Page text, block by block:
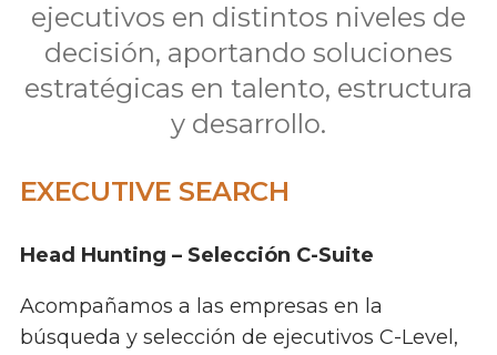
ejecutivos en distintos niveles de
decisión, aportando soluciones
estratégicas en talento, estructura
y desarrollo.
EXECUTIVE SEARCH
Head Hunting – Selección C-Suite
Acompañamos a las empresas en la
búsqueda y selección de ejecutivos C-Level,